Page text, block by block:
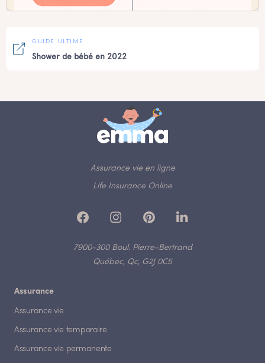
GUIDE ULTIME
Shower de bébé en 2022
Assurance vie en ligne
Life Insurance Online
7900-300 Boul. Pierre-Bertrand
Québec, Qc, G2J 0C5
Assurance
Assurance vie
Assurance vie temporaire
Assurance vie permanente